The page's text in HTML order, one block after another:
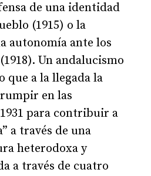
de una identidad
(1915) o la
autonomía ante los
Un andalucismo
a la llegada la
en las
para contribuir a
a través de una
heterodoxa y
a través de cuatro